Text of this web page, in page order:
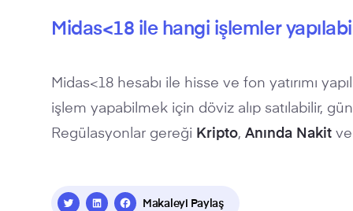
Midas<18 ile hangi işlemler
Midas<18 hesabı ile hisse ve fon yatırımı
işlem yapabilmek için döviz alıp satılabilir,
Regülasyonlar gereği Kripto, Anında Nakit
Makaleyi Paylaş